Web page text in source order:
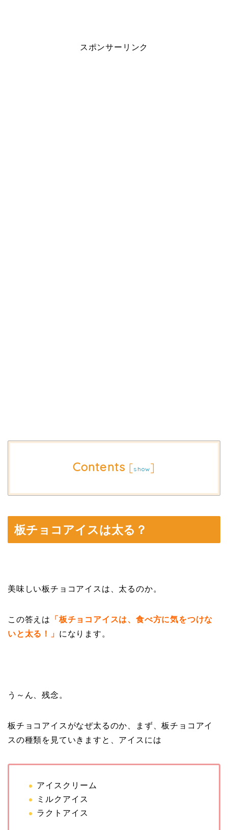
スポンサーリンク
Contents [show]
板チョコアイスは太る？
美味しい板チョコアイスは、太るのか。
この答えは
「板チョコアイスは、食べ方に気をつけな
いと太る！」 になります。
う～ん、残念。
板チョコアイスがなぜ太るのか、まず、板チョコアイ
スの種類を見ていきますと、アイスには
アイスクリーム
ミルクアイス
ラクトアイス